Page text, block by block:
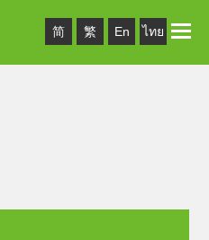
简 繁 En ไทย Toggle